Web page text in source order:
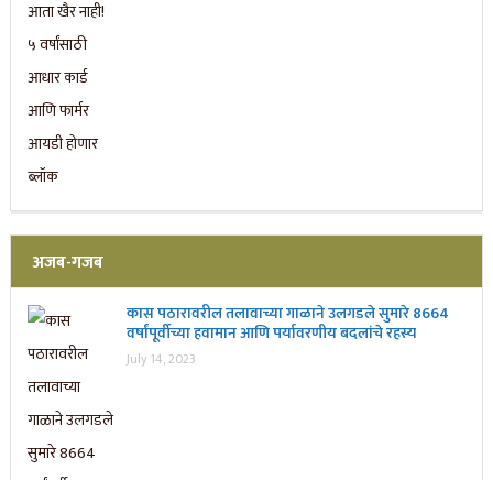
अजब-गजब
कास पठारावरील तलावाच्या गाळाने उलगडले सुमारे 8664
वर्षांपूर्वीच्या हवामान आणि पर्यावरणीय बदलांचे रहस्य
July 14, 2023